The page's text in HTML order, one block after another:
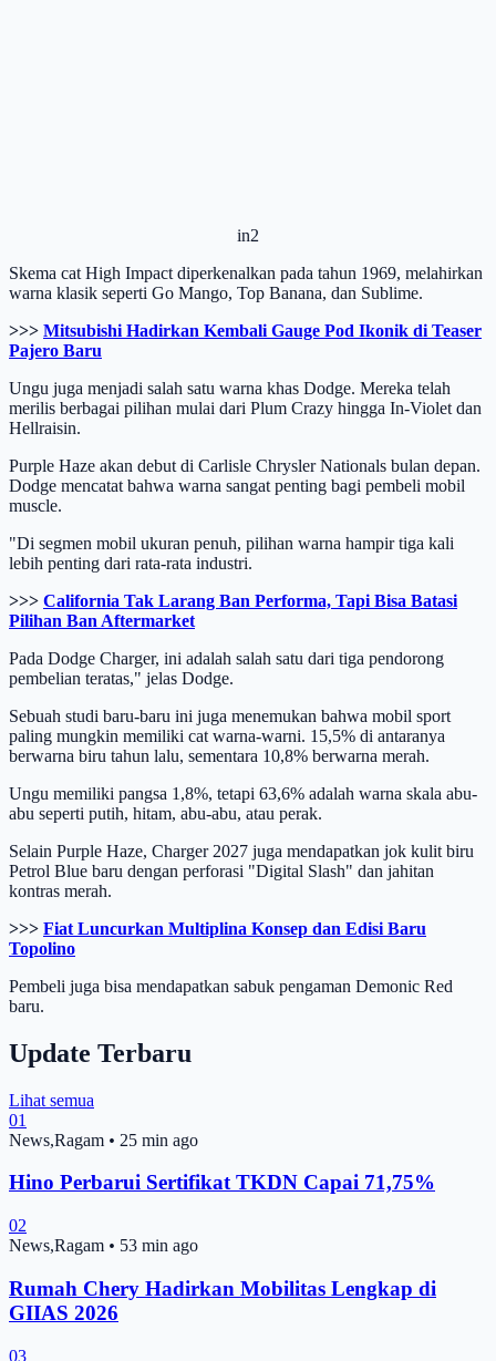
in2
Skema cat High Impact diperkenalkan pada tahun 1969, melahirkan
warna klasik seperti Go Mango, Top Banana, dan Sublime.
>>> Mitsubishi Hadirkan Kembali Gauge Pod Ikonik di Teaser
Pajero Baru
Ungu juga menjadi salah satu warna khas Dodge. Mereka telah
merilis berbagai pilihan mulai dari Plum Crazy hingga In-Violet dan
Hellraisin.
Purple Haze akan debut di Carlisle Chrysler Nationals bulan depan.
Dodge mencatat bahwa warna sangat penting bagi pembeli mobil
muscle.
"Di segmen mobil ukuran penuh, pilihan warna hampir tiga kali
lebih penting dari rata-rata industri.
>>> California Tak Larang Ban Performa, Tapi Bisa Batasi
Pilihan Ban Aftermarket
Pada Dodge Charger, ini adalah salah satu dari tiga pendorong
pembelian teratas," jelas Dodge.
Sebuah studi baru-baru ini juga menemukan bahwa mobil sport
paling mungkin memiliki cat warna-warni. 15,5% di antaranya
berwarna biru tahun lalu, sementara 10,8% berwarna merah.
Ungu memiliki pangsa 1,8%, tetapi 63,6% adalah warna skala abu-
abu seperti putih, hitam, abu-abu, atau perak.
Selain Purple Haze, Charger 2027 juga mendapatkan jok kulit biru
Petrol Blue baru dengan perforasi "Digital Slash" dan jahitan
kontras merah.
>>> Fiat Luncurkan Multiplina Konsep dan Edisi Baru
Topolino
Pembeli juga bisa mendapatkan sabuk pengaman Demonic Red
baru.
Update Terbaru
Lihat semua
01
News,Ragam • 25 min ago
Hino Perbarui Sertifikat TKDN Capai 71,75%
02
News,Ragam • 53 min ago
Rumah Chery Hadirkan Mobilitas Lengkap di
GIIAS 2026
03